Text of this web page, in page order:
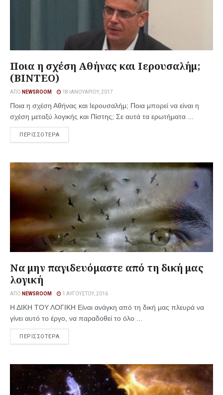
Ποια η σχέση Αθήνας και Ιερουσαλήμ;
(BINTEO)
ΑΠΌ NEWSROOM 18 ΙΑΝΟΥΑΡΊΟΥ, 2017
Ποια η σχέση Αθήνας και Ιερουσαλήμ; Ποια μπορεί να είναι η
σχέση μεταξύ λογικής και Πίστης; Σε αυτά τα ερωτήματα ...
ΠΕΡΙΣΣΟΤΕΡΑ
Να μην παγιδευόμαστε από τη δική μας
λογική
ΑΠΌ NEWSROOM 1 ΑΥΓΟΎΣΤΟΥ, 2016
Η ΔΙΚΗ ΤΟΥ ΛΟΓΙΚΗ Είναι ανάγκη από τη δική μας πλευρά να
γίνει αυτό το έργο, να παραδοθεί το όλο ...
ΠΕΡΙΣΣΟΤΕΡΑ